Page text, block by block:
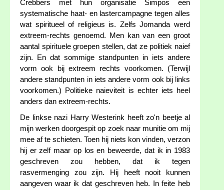
Crebbers met hun organisatie Simpos een
systematische haat- en lastercampagne tegen alles
wat spiritueel of religieus is. Zelfs Jomanda werd
extreem-rechts genoemd. Men kan van een groot
aantal spirituele groepen stellen, dat ze politiek naief
zijn. En dat sommige standpunten in iets andere
vorm ook bij extreem rechts voorkomen. (Terwijl
andere standpunten in iets andere vorm ook bij links
voorkomen.) Politieke naieviteit is echter iets heel
anders dan extreem-rechts.
De linkse nazi Harry Westerink heeft zo'n beetje al
mijn werken doorgespit op zoek naar munitie om mij
mee af te schieten. Toen hij niets kon vinden, verzon
hij er zelf maar op los en beweerde, dat ik in 1983
geschreven zou hebben, dat ik tegen
rasvermenging zou zijn. Hij heeft nooit kunnen
aangeven waar ik dat geschreven heb. In feite heb